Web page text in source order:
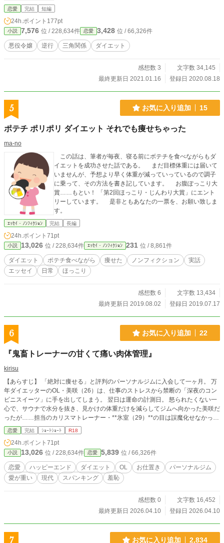
恋愛 完結 短編
24h.ポイント 177pt
小説 7,576 位 / 228,634件 恋愛 3,428 位 / 66,326件
悪役令嬢 逆行 三角関係 ダイエット
感想数 3
文字数 34,145
最終更新日 2021.01.16
登録日 2020.08.18
5 お気に入り追加 15
ポテチ ポリポリ ダイエット それでも痩せちゃった
ma-no
この話は、筆者が毎夜、寝る前にボテチを食べながらもダ
イエットを成功させた話である。 まだ目標体重には届いて
いませんが、予想より早く体重が減っていっているので調子
に乗って、その方法を書き記しています。 お腹ぽっこり大
賞……もとい！ 「第2回ほっこり・じんわり大賞」にエント
リーしています。 是非ともあなたの一票を、お願い致しま
す。
ｴｯｾｲ・ﾉﾝﾌｨｸｼｮﾝ 完結 長編
24h.ポイント 71pt
小説 13,026 位 / 228,634件 ｴｯｾｲ・ﾉﾝﾌｨｸｼｮﾝ 231 位 / 8,861件
ダイエット ポテチ食べながら 痩せた ノンフィクション
実話
エッセイ
日常 ほっこり
感想数 6
文字数 13,434
最終更新日 2019.08.02
登録日 2019.07.17
6 お気に入り追加 22
『鬼畜トレーナーの甘くて痛い肉体管理』
kirisu
【あらすじ】 「絶対に痩せる」と評判のパーソナルジムに入会して一ヶ月。 万
年ダイエッターのOL・美咲（26）は、仕事のストレスから禁断の「深夜のコン
ビニスイーツ」に手を出してしまう。 翌日は運命の計測日。 怒られたくない一
心で、サウナで水分を抜き、見かけの体重だけを減らしてジムへ向かった美咲だ
ったが……担当のカリスマトレーナー・**氷室（29）**の目は誤魔化せなかっ
た。 「……おかしいですね。体重は減っていますが、体脂肪率と内臓脂肪レベ
ルが跳ね上がっています」 突きつけられたのは、糖質過多な食生活と、小細工
の全てを暴く「体組成計」の残酷なデータ。 言い逃れのできない美咲を、氷室
は冷ややかな笑顔で個室の鏡の前へと追い詰める。 「嘘つきな体には、数値よ
りも確実な『指導』が必要ですね」 鏡越しの羞恥、逃げ場のないスパンキン
グ、そしてデトックスという名の深部管理。 「君を誰よりも綺麗にしてあげ
る」 厳しくも甘い独占欲に満ちた、極上の管理生活が始まる。 【登場人物設
素直で頑張り屋だが、ストレスに弱く、自分に甘いところがある。食べることが
「絶対に見返してやる！」とジムに入会したが、慣れが出てきて中だるみ中。
氷室 怜（ひむろ れい・29歳） 職業: 会員制パーソナルジム「Regulus（レグル
恋愛 完結 ｼｮｰﾄｼｮｰﾄ R18
24h.ポイント 71pt
小説 13,026 位 / 228,634件 恋愛 5,839 位 / 66,326件
恋愛 ハッピーエンド ダイエット OL お仕置き
パーソナルジム
愛が重い
現代 スパンキング 羞恥
感想数 0
文字数 16,452
最終更新日 2026.04.10
登録日 2026.04.10
7 お気に入り追加 2,834